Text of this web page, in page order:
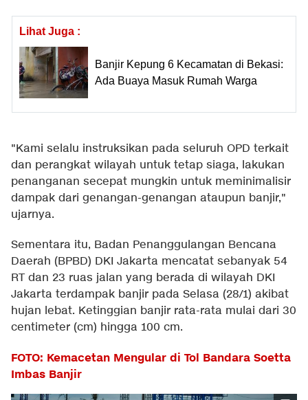
Lihat Juga :
Banjir Kepung 6 Kecamatan di Bekasi:
Ada Buaya Masuk Rumah Warga
"Kami selalu instruksikan pada seluruh OPD terkait
dan perangkat wilayah untuk tetap siaga, lakukan
penanganan secepat mungkin untuk meminimalisir
dampak dari genangan-genangan ataupun banjir,"
ujarnya.
Sementara itu, Badan Penanggulangan Bencana
Daerah (BPBD) DKI Jakarta mencatat sebanyak 54
RT dan 23 ruas jalan yang berada di wilayah DKI
Jakarta terdampak banjir pada Selasa (28/1) akibat
hujan lebat. Ketinggian banjir rata-rata mulai dari 30
centimeter (cm) hingga 100 cm.
FOTO: Kemacetan Mengular di Tol Bandara Soetta
Imbas Banjir